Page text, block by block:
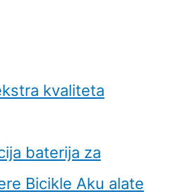
kvaliteta
baterija za
Bicikle Aku alate